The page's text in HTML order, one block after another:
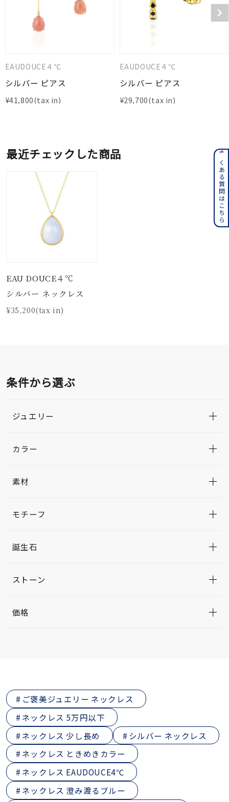
EAUDOUCE４℃
シルバー ピアス
¥41,800
EAUDOUCE４℃
シルバー ピアス
¥29,700
最近チェックした商品
EAU DOUCE４℃
シルバー ネックレス
¥35,200(tax in)
条件から選ぶ
ジュエリー
カラー
素材
モチーフ
誕生石
ストーン
価格
ご褒美ジュエリー ネックレス
ネックレス 5万円以下
ネックレス 少し長め
シルバー ネックレス
ネックレス ときめきカラー
ネックレス EAUDOUCE4℃
ネックレス 澄み渡るブルー
よくある質問はこちら